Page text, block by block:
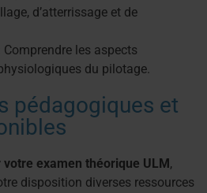
d’atterrissage et de
Comprendre les aspects
du pilotage.
pédagogiques et
votre examen théorique ULM,
disposition diverses ressources